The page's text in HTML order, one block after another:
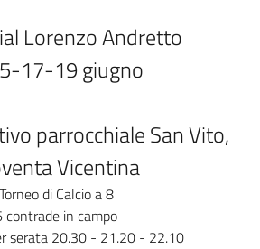
Lorenzo Andretto
17-19 giugno
parrocchiale San Vito,
Vicentina
Torneo di Calcio a 8
contrade in campo
serata 20.30 - 21.20 - 22.10